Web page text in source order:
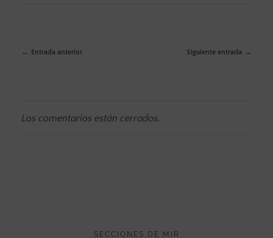
Entrada anterior Siguiente entrada
Los comentarios están cerrados.
SECCIONES DE MIR